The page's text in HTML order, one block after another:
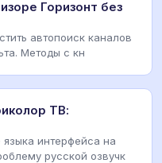
Горизонт без
автопоиск каналов
Методы с кн
ТВ:
интерфейса на
русской озвучк